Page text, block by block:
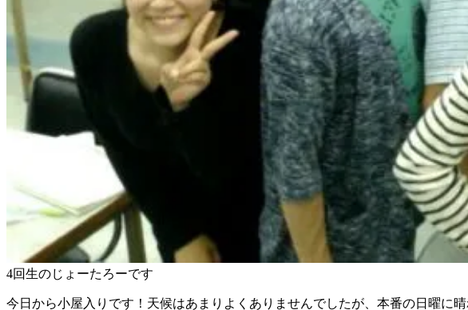
4回生のじょーたろーです
今日から小屋入りです！天候はあまりよくありませんでしたが、本番の日曜に